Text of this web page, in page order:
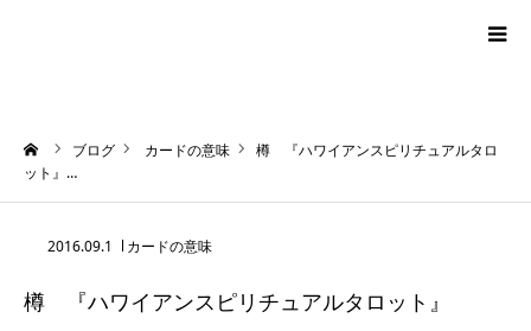
ブログ カードの意味
樽 『ハワイアンスピリチュアルタロ
ット』…
2016.09.1 カードの意味
樽 『ハワイアンスピリチュアルタロット』
プロフィール
オーロラ・タロット